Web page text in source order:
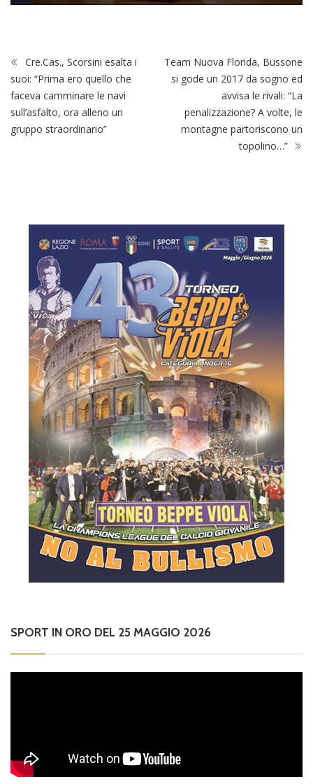
Cre.Cas., Scorsini esalta i
suoi: “Prima ero quello che
faceva camminare le navi
sull’asfalto, ora alleno un
gruppo straordinario”
Team Nuova Florida, Bussone
si gode un 2017 da sogno ed
avvisa le rivali: “La
penalizzazione? A volte, le
montagne partoriscono un
topolino…”
SPORT IN ORO DEL 25 MAGGIO 2026